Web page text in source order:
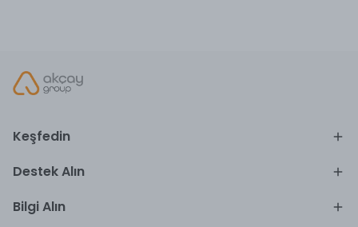
Keşfedin
Destek Alın
Bilgi Alın